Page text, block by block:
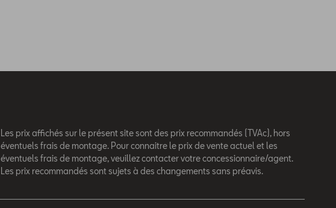
Les prix affichés sur le présent site sont des prix recommandés (TVAc), hors
éventuels frais de montage. Pour connaitre le prix de vente actuel et les
éventuels frais de montage, veuillez contacter votre concessionnaire/agent.
Les prix recommandés sont sujets à des changements sans préavis.